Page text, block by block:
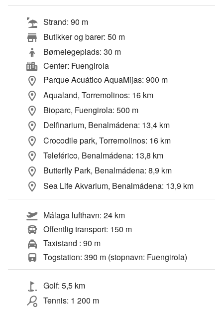
Strand: 90 m
Butikker og barer: 50 m
Børnelegeplads: 30 m
Center: Fuengirola
Parque Acuático AquaMijas: 900 m
Aqualand, Torremolinos: 16 km
Bioparc, Fuengirola: 500 m
Delfinarium, Benalmádena: 13,4 km
Crocodile park, Torremolinos: 16 km
Teleférico, Benalmádena: 13,8 km
Butterfly Park, Benalmádena: 8,9 km
Sea Life Akvarium, Benalmádena: 13,9 km
Málaga lufthavn: 24 km
Offentlig transport: 150 m
Taxistand : 90 m
Togstation: 390 m (stopnavn: Fuengirola)
Golf: 5,5 km
Tennis: 1 200 m